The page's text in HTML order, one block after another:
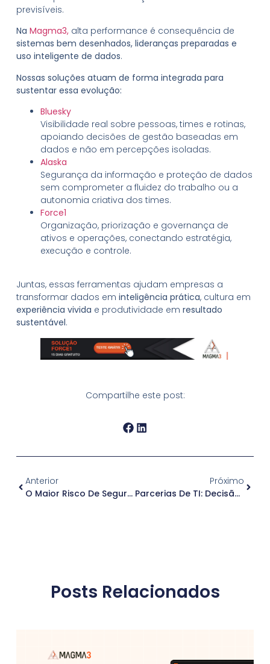
previsíveis.
Na Magma3,alta performance é consequência de
sistemas bem desenhados, lideranças preparadas e
uso inteligente de dados.
Nossas soluções atuam de forma integrada para
sustentar essa evolução:
Bluesky
Visibilidade real sobre pessoas, times e rotinas,
apoiando decisões de gestão baseadas em
dados e não em percepções isoladas.
Alaska
Segurança da informação e proteção de dados
sem comprometer a fluidez do trabalho ou a
autonomia criativa dos times.
Force1
Organização, priorização e governança de
ativos e operações, conectando estratégia,
execução e controle.
Juntas, essas ferramentas ajudam empresas a
transformar dados em inteligência prática, cultura em
experiência vivida e produtividade em resultado
sustentável.
Compartilhe este post:
Anterior
O Maior Risco De Segurança Em 2026 Não Será Um Ataque. Será Um Comportamento
Próximo
Parcerias De TI: Decisão Estratégica Para Eficiência, Controle E Crescimento Em 2026
Posts Relacionados